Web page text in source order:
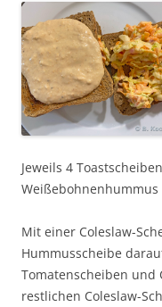
Jeweils 4
Weißebohnenhummus
Mit einer Coleslaw-
Hummusscheibe
Tomatenscheiben und
restlichen Coleslaw-